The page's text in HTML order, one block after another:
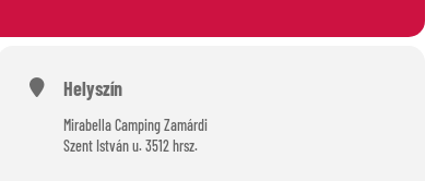
Helyszín
Mirabella Camping Zamárdi
Szent István u. 3512 hrsz.